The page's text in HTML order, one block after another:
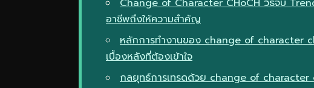
อาชีพถึงให้ความสำคัญ
หลักการทำงานของ change of
เบื้องหลังที่ต้องเข้าใจ
กลยุทธ์การเทรดด้วย change of